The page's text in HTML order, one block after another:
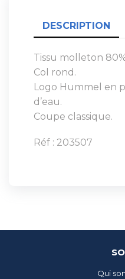
DESCRIPTION
Tissu molleton
Col rond.
Logo Hummel en
d’eau.
Coupe classique.
Réf : 203507
Qui